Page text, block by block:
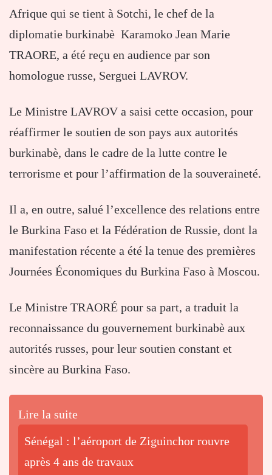
Afrique qui se tient à Sotchi, le chef de la
diplomatie burkinabè Karamoko Jean Marie
TRAORE, a été reçu en audience par son
homologue russe, Serguei LAVROV.
Le Ministre LAVROV a saisi cette occasion, pour
réaffirmer le soutien de son pays aux autorités
burkinabè, dans le cadre de la lutte contre le
terrorisme et pour l’affirmation de la souveraineté.
Il a, en outre, salué l’excellence des relations entre
le Burkina Faso et la Fédération de Russie, dont la
manifestation récente a été la tenue des premières
Journées Économiques du Burkina Faso à Moscou.
Le Ministre TRAORÉ pour sa part, a traduit la
reconnaissance du gouvernement burkinabè aux
autorités russes, pour leur soutien constant et
sincère au Burkina Faso.
Lire la suite
Sénégal : l’aéroport de Ziguinchor rouvre
après 4 ans de travaux